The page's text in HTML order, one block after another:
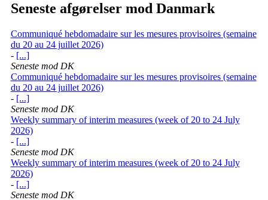
Seneste afgørelser mod Danmark
Communiqué hebdomadaire sur les mesures provisoires (semaine
du 20 au 24 juillet 2026)
- [...]
Seneste mod DK
Communiqué hebdomadaire sur les mesures provisoires (semaine
du 20 au 24 juillet 2026)
- [...]
Seneste mod DK
Weekly summary of interim measures (week of 20 to 24 July
2026)
- [...]
Seneste mod DK
Weekly summary of interim measures (week of 20 to 24 July
2026)
- [...]
Seneste mod DK